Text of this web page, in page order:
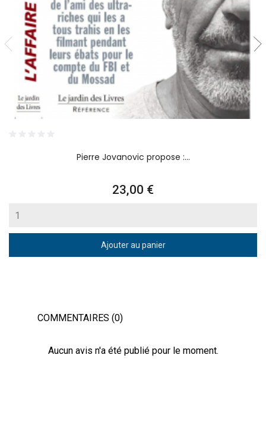
Pierre Jovanovic propose :...
Prix
23,00 €
Ajouter au panier
COMMENTAIRES (0)
Aucun avis n'a été publié pour le moment.